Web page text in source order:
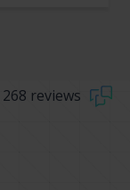
268 reviews